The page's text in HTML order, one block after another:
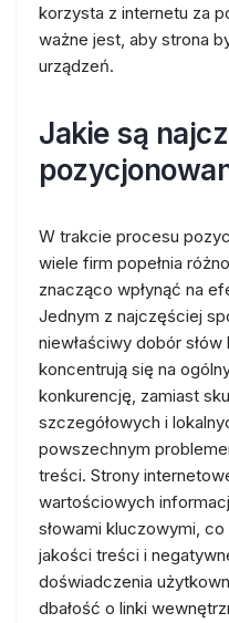
korzysta z internetu za
ważne jest, aby strona
urządzeń.
Jakie są
W trakcie procesu
wiele firm popełnia
znacząco wpłynąć na
Jednym z najczęściej
niewłaściwy dobór
koncentrują się na
konkurencję, zamiast
szczegółowych i
powszechnym
treści. Strony
wartościowych
słowami kluczowymi,
jakości treści i
doświadczenia
dbałość o linki